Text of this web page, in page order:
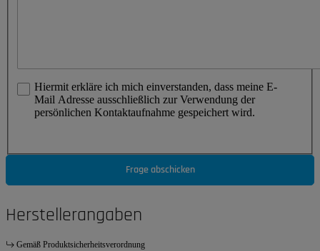
Hiermit erkläre ich mich einverstanden, dass meine E-
Mail Adresse ausschließlich zur Verwendung der
persönlichen Kontaktaufnahme gespeichert wird.
Frage abschicken
Herstellerangaben
Gemäß Produktsicherheitsverordnung